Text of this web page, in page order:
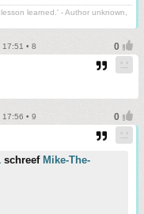
learned.' - Author unknown,
• 8
• 9
schreef Mike-The-